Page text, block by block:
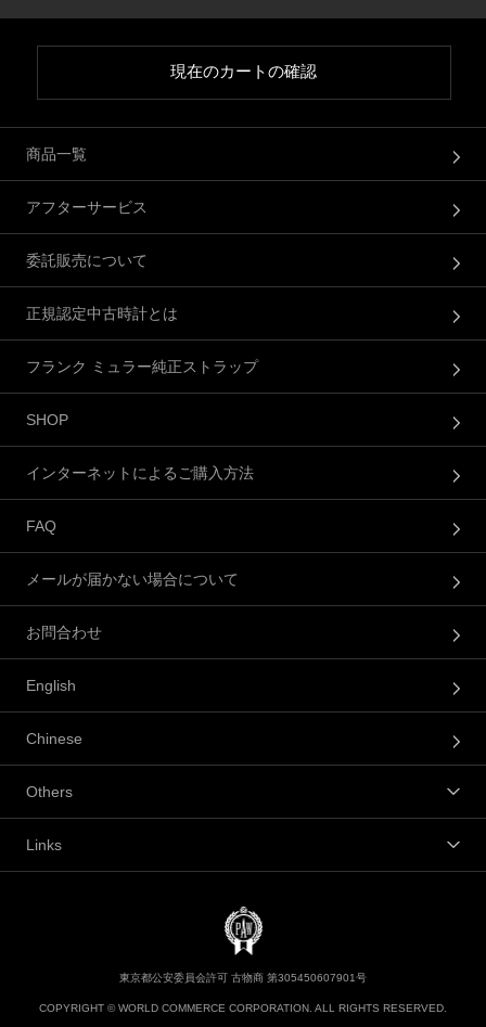
現在のカートの確認
商品一覧
アフターサービス
委託販売について
正規認定中古時計とは
フランク ミュラー純正ストラップ
SHOP
インターネットによるご購入方法
FAQ
メールが届かない場合について
お問合わせ
English
Chinese
Others
Links
東京都公安委員会許可 古物商 第305450607901号
COPYRIGHT © WORLD COMMERCE CORPORATION. ALL RIGHTS RESERVED.